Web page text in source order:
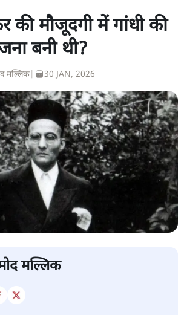
की मौजूदगी में गांधी की
बनी थी?
मल्लिक 30 JAN, 2026
मल्लिक